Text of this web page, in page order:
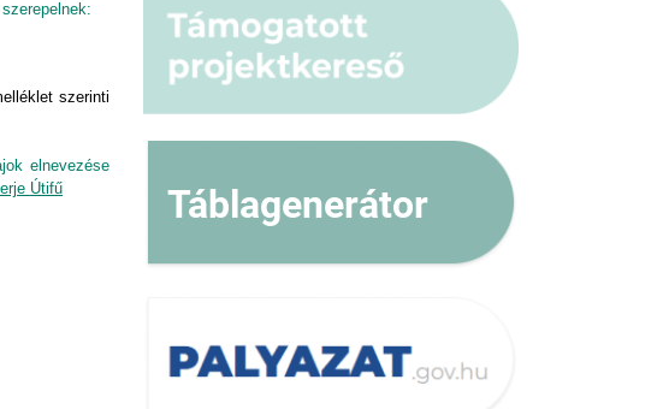
szerinti
elnevezése
Útifű Táblagenerátor